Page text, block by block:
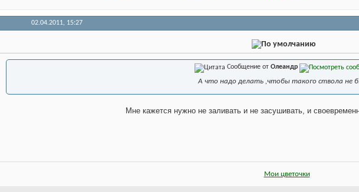
02.04.2011, 15:27
Сообщение от Олеандр
А что надо делать ,чтобы такого ствола не
Мне кажется нужно не заливать и не засушивать, и
Мои цветочки